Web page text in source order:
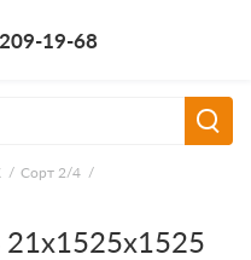
19-68
Сорт 2/4